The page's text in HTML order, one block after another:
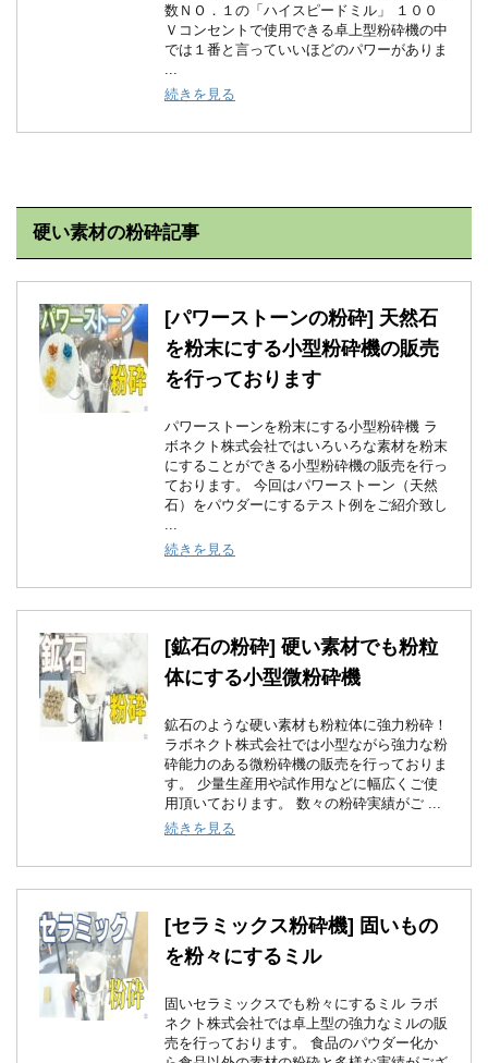
数ＮＯ．１の「ハイスピードミル」 １００
Ｖコンセントで使用できる卓上型粉砕機の中
では１番と言っていいほどのパワーがありま
続きを見る
硬い素材の粉砕記事
[パワーストーンの粉砕] 天然石
を粉末にする小型粉砕機の販売
を行っております
パワーストーンを粉末にする小型粉砕機 ラ
ボネクト株式会社ではいろいろな素材を粉末
にすることができる小型粉砕機の販売を行っ
ております。 今回はパワーストーン（天然
石）をパウダーにするテスト例をご紹介致し
続きを見る
[鉱石の粉砕] 硬い素材でも粉粒
体にする小型微粉砕機
鉱石のような硬い素材も粉粒体に強力粉砕！
ラボネクト株式会社では小型ながら強力な粉
砕能力のある微粉砕機の販売を行っておりま
す。 少量生産用や試作用などに幅広くご使
用頂いております。 数々の粉砕実績がご ...
続きを見る
[セラミックス粉砕機] 固いもの
を粉々にするミル
固いセラミックスでも粉々にするミル ラボ
ネクト株式会社では卓上型の強力なミルの販
売を行っております。 食品のパウダー化か